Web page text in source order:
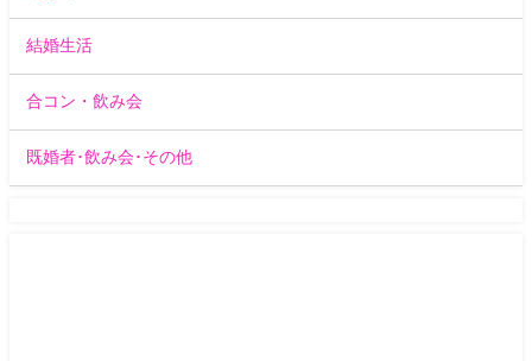
結婚生活
合コン・飲み会
既婚者･飲み会･その他